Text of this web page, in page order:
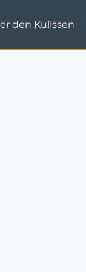
den Kulissen